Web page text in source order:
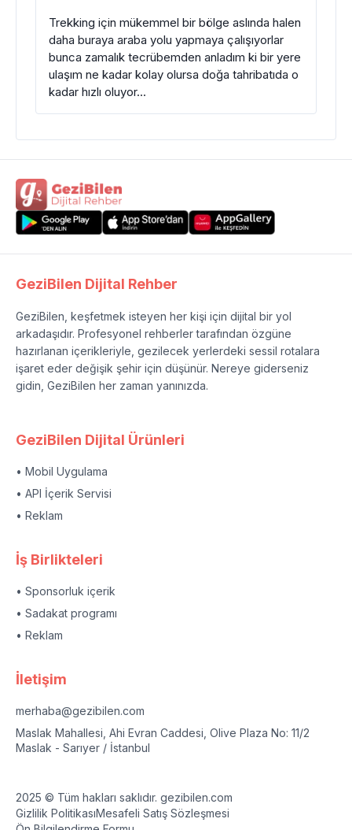
Trekking için mükemmel bir bölge aslında halen
daha buraya araba yolu yapmaya çalışıyorlar
bunca zamalık tecrübemden anladım ki bir yere
ulaşım ne kadar kolay olursa doğa tahribatıda o
kadar hızlı oluyor...
GeziBilen Dijital Rehber
GeziBilen, keşfetmek isteyen her kişi için dijital bir yol
arkadaşıdır. Profesyonel rehberler tarafından özgüne
hazırlanan içerikleriyle, gezilecek yerlerdeki sessil rotalara
işaret eder değişik şehir için düşünür. Nereye giderseniz
gidin, GeziBilen her zaman yanınızda.
GeziBilen Dijital Ürünleri
• Mobil Uygulama
• API İçerik Servisi
• Reklam
İş Birlikteleri
• Sponsorluk içerik
• Sadakat programı
• Reklam
İletişim
merhaba@gezibilen.com
Maslak Mahallesi, Ahi Evran Caddesi, Olive Plaza No: 11/2
Maslak - Sarıyer / İstanbul
2025 © Tüm hakları saklıdır. gezibilen.com
Gizlilik PolitikasıMesafeli Satış Sözleşmesi